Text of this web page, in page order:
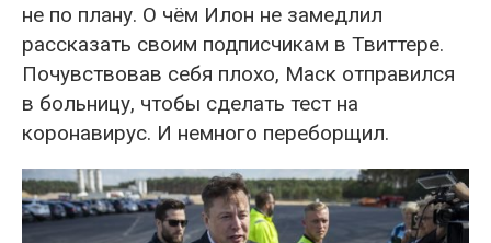
не по плану. О чём Илон не замедлил
рассказать своим подписчикам в Твиттере.
Почувствовав себя плохо, Маск отправился
в больницу, чтобы сделать тест на
коронавирус. И немного переборщил.